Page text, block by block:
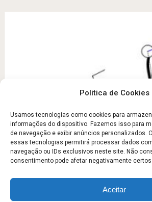
Politica de Cookies
Usamos tecnologias como cookies para
informações do dispositivo. Fazemos isso para
de navegação e exibir anúncios personalizados.
essas tecnologias permitirá processar dados
navegação ou IDs exclusivos neste site. Não
consentimento pode afetar negativamente
Aceitar
Remate de andebol sobre a
dinamómetro
Agosto 29, 2011